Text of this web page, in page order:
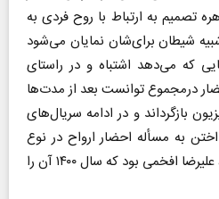
تصمیم به ارتباط با روح فردی به
شیطان برای‌شان نمایان می‌شود
که می‌دهد اشتباه و در راستای
درمجموع توانست بعد از مدت‌ها
بازگرداند و در ادامه سریال‌های
به مسأله احضار ارواح در نوع
خود تازه بود. کارگردان احضار، علیرضا افخمی بود که سال ۱۴۰۰ آن را